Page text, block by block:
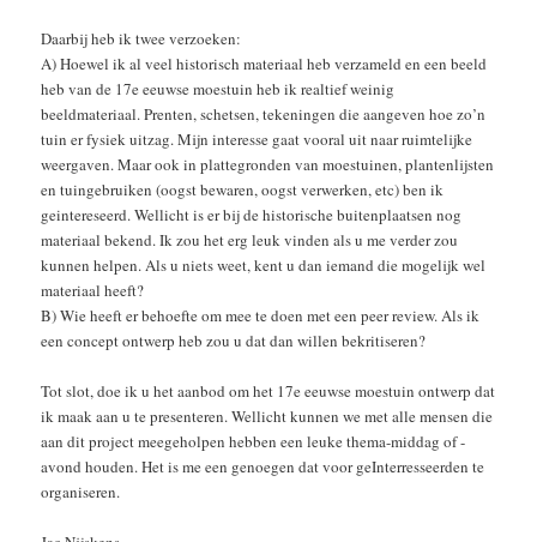
Daarbij heb ik twee verzoeken:
A) Hoewel ik al veel historisch materiaal heb verzameld en een beeld
heb van de 17e eeuwse moestuin heb ik realtief weinig
beeldmateriaal. Prenten, schetsen, tekeningen die aangeven hoe zo’n
tuin er fysiek uitzag. Mijn interesse gaat vooral uit naar ruimtelijke
weergaven. Maar ook in plattegronden van moestuinen, plantenlijsten
en tuingebruiken (oogst bewaren, oogst verwerken, etc) ben ik
geintereseerd. Wellicht is er bij de historische buitenplaatsen nog
materiaal bekend. Ik zou het erg leuk vinden als u me verder zou
kunnen helpen. Als u niets weet, kent u dan iemand die mogelijk wel
materiaal heeft?
B) Wie heeft er behoefte om mee te doen met een peer review. Als ik
een concept ontwerp heb zou u dat dan willen bekritiseren?
Tot slot, doe ik u het aanbod om het 17e eeuwse moestuin ontwerp dat
ik maak aan u te presenteren. Wellicht kunnen we met alle mensen die
aan dit project meegeholpen hebben een leuke thema-middag of -
avond houden. Het is me een genoegen dat voor geInterresseerden te
organiseren.